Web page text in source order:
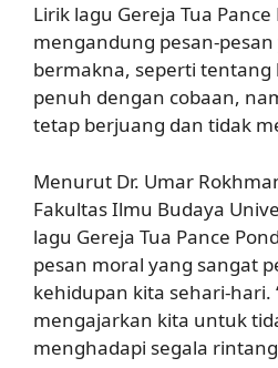
Lirik lagu Gereja Tua Pance
mengandung pesan-
bermakna, seperti tentang
penuh dengan cobaan,
tetap berjuang dan tidak
Menurut Dr. Umar
Fakultas Ilmu Budaya
lagu Gereja Tua Pance
pesan moral yang sangat
kehidupan kita sehari-hari.
mengajarkan kita untuk
menghadapi segala